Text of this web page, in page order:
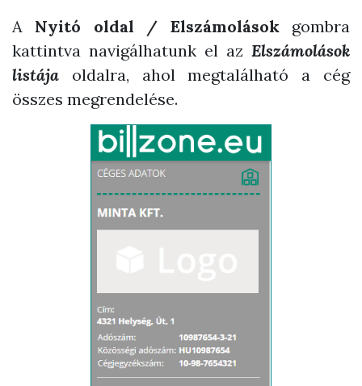
A Nyitó oldal / Elszámolások
gombra
kattintva navigálhatunk el az Elszámolások
listája oldalra, ahol megtalálható a cég
összes megrendelése.